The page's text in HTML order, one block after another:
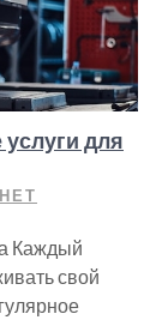
для
Каждый
свой